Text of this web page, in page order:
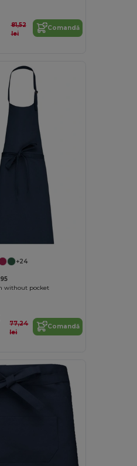
81,52
lei
Comandă
+24
without pocket
77,24
lei
Comandă